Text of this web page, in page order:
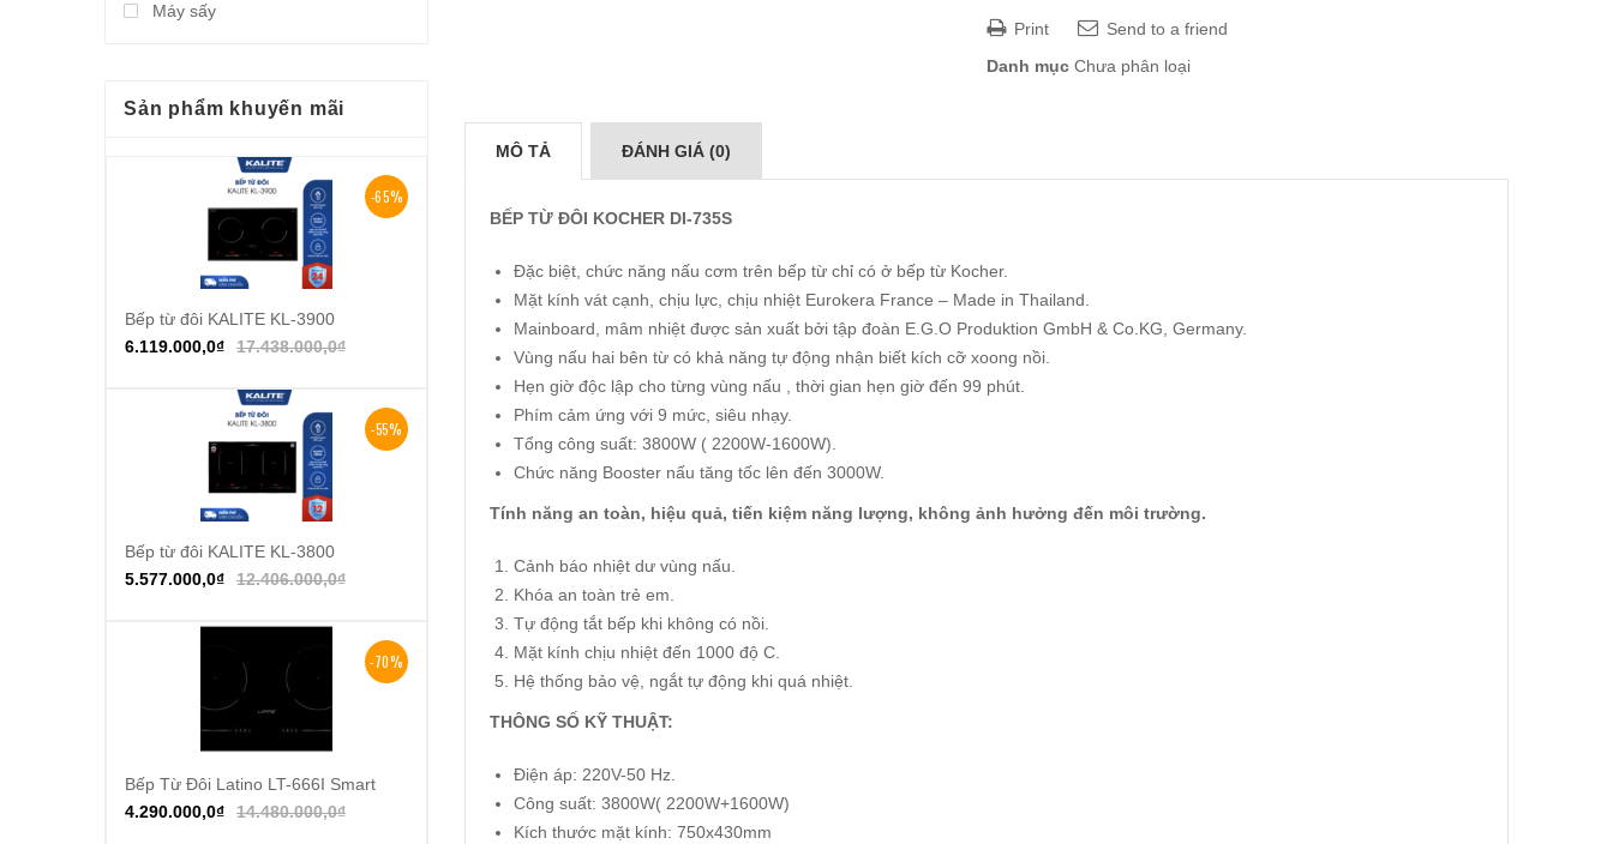
Print
Send to a friend
Danh mục Chưa phân loại
MÔ TẢ ĐÁNH GIÁ (0)
BẾP TỪ ĐÔI KOCHER DI-735S
Đặc biệt, chức năng nấu cơm trên bếp từ chỉ có ở bếp từ Kocher.
Mặt kính vát cạnh, chịu lực, chịu nhiệt Eurokera France – Made in Thailand.
Mainboard, mâm nhiệt được sản xuất bởi tập đoàn E.G.O Produktion GmbH & Co.KG, Germany.
Vùng nấu hai bên từ có khả năng tự động nhận biết kích cỡ xoong nồi.
Hẹn giờ độc lập cho từng vùng nấu , thời gian hẹn giờ đến 99 phút.
Phím cảm ứng với 9 mức, siêu nhạy.
Tổng công suất: 3800W ( 2200W-1600W).
Chức năng Booster nấu tăng tốc lên đến 3000W.
Tính năng an toàn, hiệu quả, tiến kiệm năng lượng, không ảnh hưởng đến môi trường.
Cảnh báo nhiệt dư vùng nấu.
Khóa an toàn trẻ em.
Tự động tắt bếp khi không có nồi.
Mặt kính chịu nhiệt đến 1000 độ C.
Hệ thống bảo vệ, ngắt tự động khi quá nhiệt.
THÔNG SỐ KỸ THUẬT:
Điện áp: 220V-50 Hz.
Công suất: 3800W( 2200W+1600W)
Kích thước mặt kính: 750x430mm
Máy sấy
Sản phẩm khuyến mãi
-65%
Thêm vào giỏ hàng
Bếp từ đôi KALITE KL-3900
17.438.000,0₫
6.119.000,0₫
-55%
Thêm vào giỏ hàng
Bếp từ đôi KALITE KL-3800
12.406.000,0₫
5.577.000,0₫
-70%
Thêm vào giỏ hàng
Bếp Từ Đôi Latino LT-666I Smart
14.480.000,0₫
4.290.000,0₫